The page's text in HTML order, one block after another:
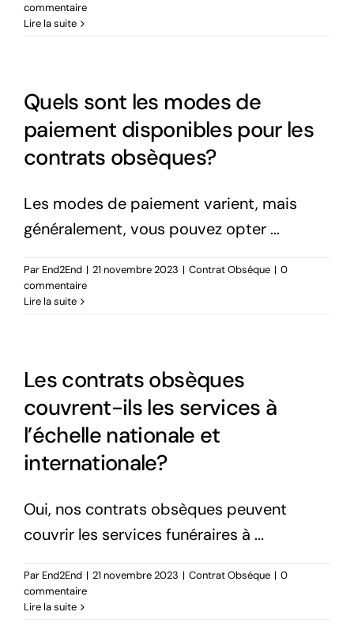
commentaire
Lire la suite
Quels sont les modes de
paiement disponibles pour les
contrats obsèques?
Les modes de paiement varient, mais
généralement, vous pouvez opter ...
Par End2End | 21 novembre 2023 | Contrat Obséque | 0
commentaire
Lire la suite
Les contrats obsèques
couvrent-ils les services à
l’échelle nationale et
internationale?
Oui, nos contrats obsèques peuvent
couvrir les services funéraires à ...
Par End2End | 21 novembre 2023 | Contrat Obséque | 0
commentaire
Lire la suite